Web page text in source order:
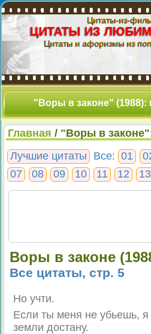
Цитаты-из-
ЦИТАТЫ ИЗ
Цитаты и афоризмы из
"Воры в законе" (1988):
Главная / "Воры в
Лучшие цитаты
Все: 01
07
08 09 10 11 12 13
Воры в законе
Все цитаты, стр. 5
Но учти.
Если ты меня не убьешь, я
земли достану.